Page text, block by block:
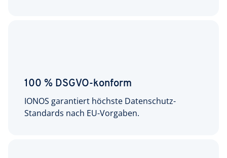
100 % DSGVO-konform
IONOS garantiert höchste Datenschutz-
Standards nach EU-Vorgaben.